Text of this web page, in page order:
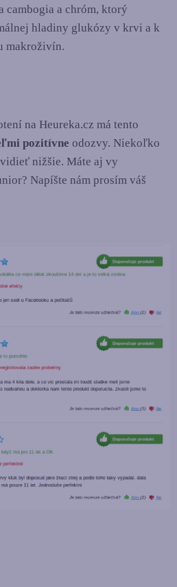
a chróm, ktorý
hladiny glukózy v krvi a k
makroživín.
na Heureka.cz má tento
pozitívne odozvy. Niekoľko
nižšie. Máte aj vy
Napíšte nám prosím váš